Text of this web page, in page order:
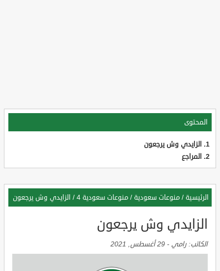
المحتوى
الزايدي وش يرجعون
المراجع
الرئيسية / منوعات سعودية / منوعات سعودية 4 / الزايدي وش يرجعون
الزايدي وش يرجعون
الكاتب: رامي - 29 أغسطس, 2021